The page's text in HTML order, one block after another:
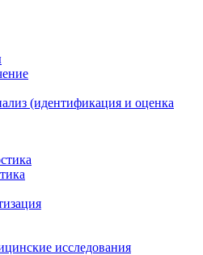
(идентификация и оценка
исследования